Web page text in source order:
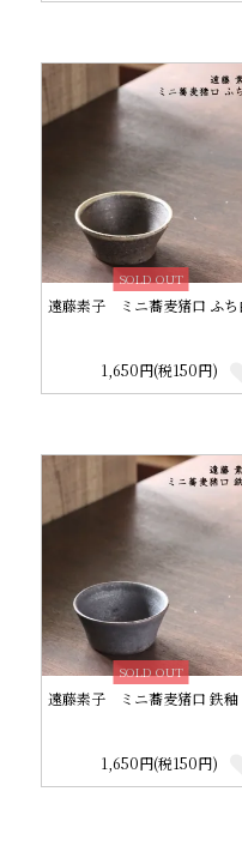
SOLD OUT
遠藤素子 ミニ蕎麦猪口 ふち
1,650円(税150円)
SOLD OUT
遠藤素子 ミニ蕎麦猪口 鉄釉
1,650円(税150円)